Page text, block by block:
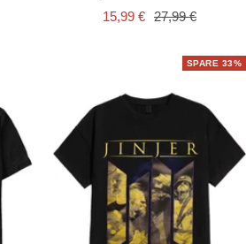
Angebotspreis
15,99 € Regulärer
27,99 €
SPARE 33%